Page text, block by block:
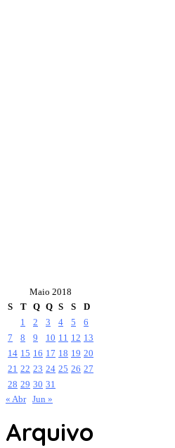
Maio 2018
S
T Q Q S S
D
1
2 3 4 5
6
7
8 9 10 11 12 13
14 15 16 17 18 19 20
21 22 23 24 25 26 27
28 29 30 31
« Abr Jun »
Arquivo